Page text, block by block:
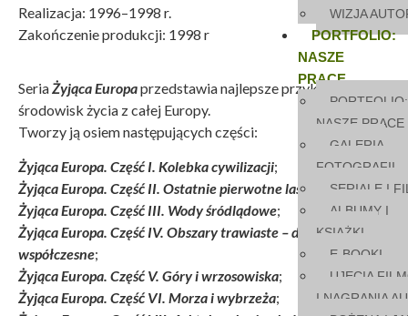
WIZJA
PORTFOLIO:
NASZE
PRACE
PORTFOLIO:
NASZE PRACE
GALERIA
FOTOGRAFII
SERIALE I
ALBUMY I
KSIĄŻKI
E-BOOKI
UJĘCIA
I NAGRANIA
Realizacja: 1996–1998 r.
Zakończenie produkcji: 1998 r
Seria Żyjąca Europaprzedstawia najlepsze przykłady ośmiu
środowisk życia z całej Europy.
Tworzy ją osiem następujących części:
Żyjąca Europa. Część I. Kolebka cywilizacji;
Żyjąca Europa. Część II. Ostatnie pierwotne lasy
Żyjąca Europa. Część III. Wody śródlądowe;
Żyjąca Europa. Część IV. Obszary trawiaste – dawne i
współczesne;
Żyjąca Europa. Część V. Góry i wrzosowiska;
Żyjąca Europa. Część VI. Morza i wybrzeża;